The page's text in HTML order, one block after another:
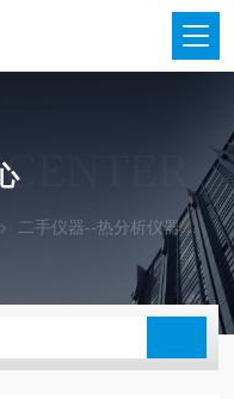
CENTER
二手仪器--热分析仪器 二